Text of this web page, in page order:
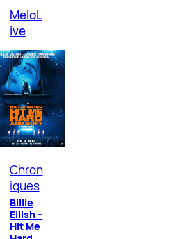
MeloL
ive
Chron
iques
Billie
Eilish –
Hit Me